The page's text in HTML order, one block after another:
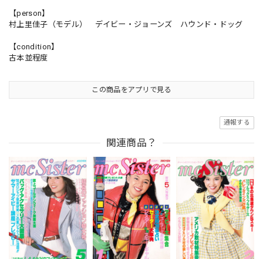
【person】
村上里佳子（モデル） デイビー・ジョーンズ ハウンド・ドッグ
【condition】
古本並程度
この商品をアプリで見る
通報する
関連商品？